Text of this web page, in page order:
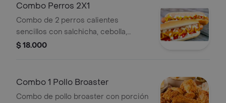
Combo Perros 2X1
Combo de 2 perros calientes
sencillos con salchicha, cebolla,
mostaza y salsa de tomate.
$ 18.000
Combo 1 Pollo Broaster
Combo de pollo broaster con porción